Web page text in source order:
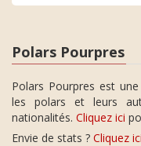
Polars Pourpres
Polars Pourpres est
les polars et leurs
nationalités. Cliquez ici
Envie de stats ? Cliquez ici